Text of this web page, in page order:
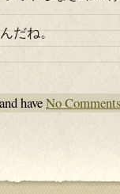
だね。
and haveNo